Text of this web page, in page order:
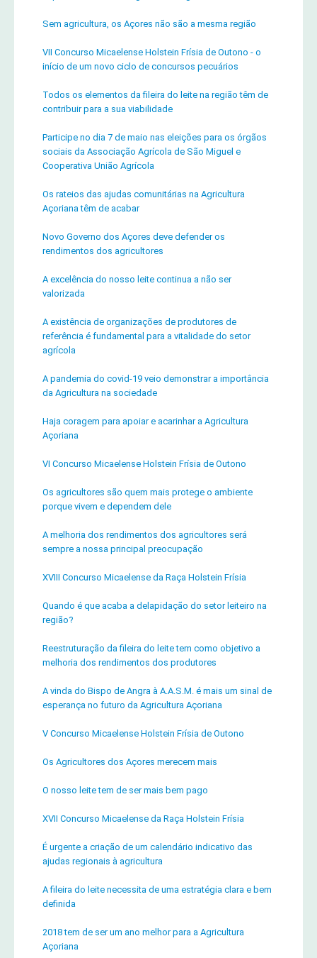
Sem agricultura, os Açores não são a mesma região
VII Concurso Micaelense Holstein Frísia de Outono - o
início de um novo ciclo de concursos pecuários
Todos os elementos da fileira do leite na região têm de
contribuir para a sua viabilidade
Participe no dia 7 de maio nas eleições para os órgãos
sociais da Associação Agrícola de São Miguel e
Cooperativa União Agrícola
Os rateios das ajudas comunitárias na Agricultura
Açoriana têm de acabar
Novo Governo dos Açores deve defender os
rendimentos dos agricultores
A excelência do nosso leite continua a não ser
valorizada
A existência de organizações de produtores de
referência é fundamental para a vitalidade do setor
agrícola
A pandemia do covid-19 veio demonstrar a importância
da Agricultura na sociedade
Haja coragem para apoiar e acarinhar a Agricultura
Açoriana
VI Concurso Micaelense Holstein Frísia de Outono
Os agricultores são quem mais protege o ambiente
porque vivem e dependem dele
A melhoria dos rendimentos dos agricultores será
sempre a nossa principal preocupação
XVIII Concurso Micaelense da Raça Holstein Frísia
Quando é que acaba a delapidação do setor leiteiro na
região?
Reestruturação da fileira do leite tem como objetivo a
melhoria dos rendimentos dos produtores
A vinda do Bispo de Angra à A.A.S.M. é mais um sinal de
esperança no futuro da Agricultura Açoriana
V Concurso Micaelense Holstein Frísia de Outono
Os Agricultores dos Açores merecem mais
O nosso leite tem de ser mais bem pago
XVII Concurso Micaelense da Raça Holstein Frísia
É urgente a criação de um calendário indicativo das
ajudas regionais à agricultura
A fileira do leite necessita de uma estratégia clara e bem
definida
2018 tem de ser um ano melhor para a Agricultura
Açoriana